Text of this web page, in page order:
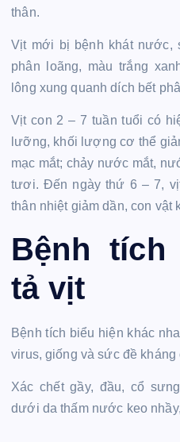
thân.
Vịt mới bị bệnh khát nước,
phân loãng, màu trắng
lông xung quanh dích bết
Vịt con 2 – 7 tuần tuổi có
lưỡng, khối lượng cơ thể
mạc mắt; chảy nước mắt,
tươi. Đến ngày thứ 6 – 7,
thân nhiệt giảm dần, con vật
Bệnh tích
tả vịt
Bệnh tích biểu hiện khác
virus, giống và sức đề kháng
Xác chết gầy, đầu, cổ
dưới da thấm nước keo